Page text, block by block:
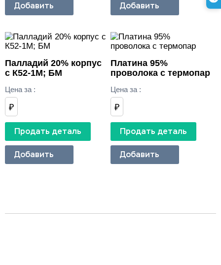
Добавить Добавить
Палладий 20% корпус
с К52-1М; БМ
Цена за :
₽
Продать деталь
Добавить
Платина 95%
проволока с термопар
Цена за :
₽
Продать деталь
Добавить